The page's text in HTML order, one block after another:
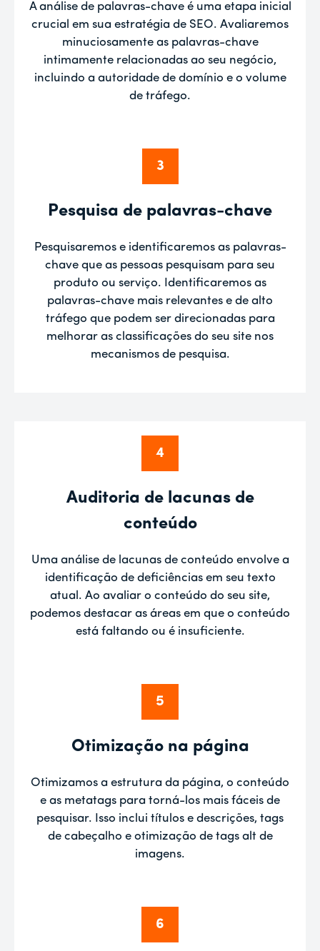
A análise de palavras-chave é uma etapa inicial
crucial em sua estratégia de SEO. Avaliaremos
minuciosamente as palavras-chave
intimamente relacionadas ao seu negócio,
incluindo a autoridade de domínio e o volume
de tráfego.
3
Pesquisa de palavras-chave
Pesquisaremos e identificaremos as palavras-
chave que as pessoas pesquisam para seu
produto ou serviço. Identificaremos as
palavras-chave mais relevantes e de alto
tráfego que podem ser direcionadas para
melhorar as classificações do seu site nos
mecanismos de pesquisa.
4
Auditoria de lacunas de
conteúdo
Uma análise de lacunas de conteúdo envolve a
identificação de deficiências em seu texto
atual. Ao avaliar o conteúdo do seu site,
podemos destacar as áreas em que o conteúdo
está faltando ou é insuficiente.
5
Otimização na página
Otimizamos a estrutura da página, o conteúdo
e as metatags para torná-los mais fáceis de
pesquisar. Isso inclui títulos e descrições, tags
de cabeçalho e otimização de tags alt de
imagens.
6